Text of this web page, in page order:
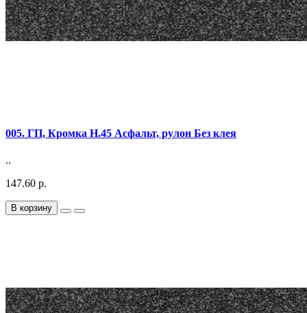
005. ГП, Кромка Н.45 Асфальт, рулон Без клея
..
147.60 р.
В корзину